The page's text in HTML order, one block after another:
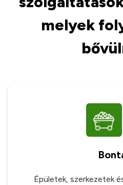
melyek
Épületek, szerkezetek